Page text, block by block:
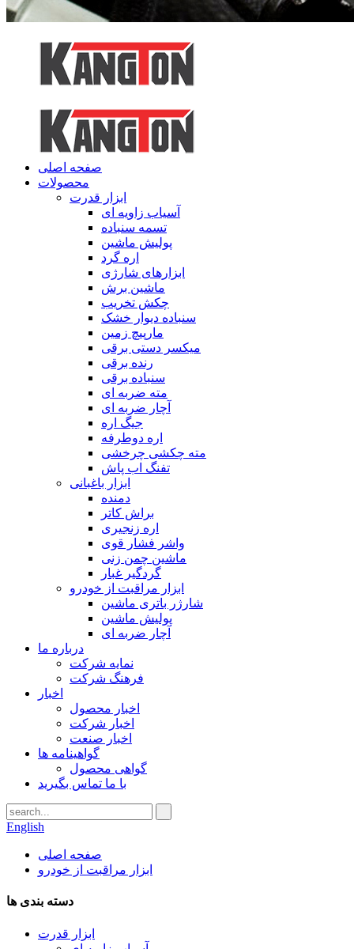
صفحه اصلی
محصولات
ابزار قدرت
آسیاب زاویه ای
تسمه سنباده
پولیش ماشین
اره گرد
ابزارهای شارژی
ماشین برش
چکش تخریب
سنباده دیوار خشک
مارپیچ زمین
میکسر دستی برقی
رنده برقی
سنباده برقی
مته ضربه ای
آچار ضربه ای
جیگ اره
اره دوطرفه
مته چکشی چرخشی
تفنگ اب پاش
ابزار باغبانی
دمنده
براش کاتر
اره زنجیری
واشر فشار قوی
ماشین چمن زنی
گردگیر غبار
ابزار مراقبت از خودرو
شارژر باتری ماشین
پولیش ماشین
آچار ضربه ای
درباره ما
نمایه شرکت
فرهنگ شرکت
اخبار
اخبار محصول
اخبار شرکت
اخبار صنعت
گواهینامه ها
گواهی محصول
با ما تماس بگیرید
English
صفحه اصلی
ابزار مراقبت از خودرو
دسته بندی ها
ابزار قدرت